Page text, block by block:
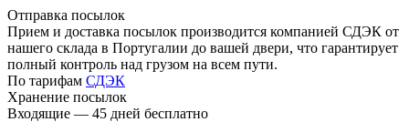
Отправка посылок
Прием и доставка посылок производится компанией СДЭК от
нашего склада в Португалии до вашей двери, что гарантирует
полный контроль над грузом на всем пути.
По тарифам СДЭК
Хранение посылок
Входящие — 45 дней бесплатно